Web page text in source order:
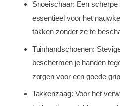
Snoeischaar: Een scherpe
essentieel voor het
takken zonder ze te
Tuinhandschoenen:
beschermen je handen
zorgen voor een goede
Takkenzaag: Voor het